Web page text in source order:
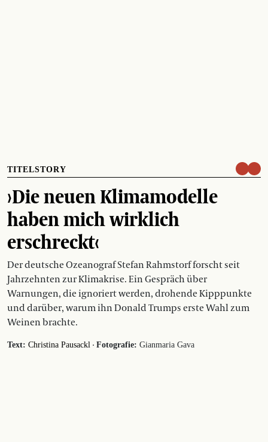
TITELSTORY
›Die neuen Klimamodelle
haben mich wirklich
erschreckt‹
Der deutsche Ozeanograf Stefan Rahmstorf forscht seit
Jahrzehnten zur Klimakrise. Ein Gespräch über
Warnungen, die ignoriert werden, drohende Kipppunkte
und darüber, warum ihn Donald Trumps erste Wahl zum
Weinen brachte.
Text: Christina Pausackl · Fotografie: Gianmaria Gava